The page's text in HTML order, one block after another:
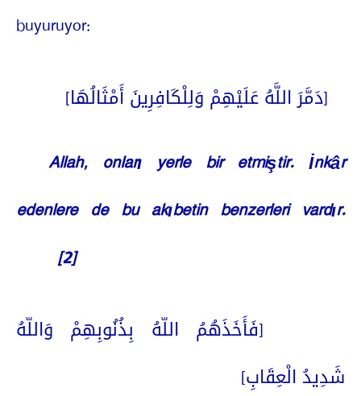
buyuruyor:
[دَمَّرَ اللَّهُ عَلَيْهِمْ وَلِلْكَافِرِينَ أَمْثَالُهَا]
Allah, onları yerle bir etmiştir. İnkâr
edenlere de bu akıbetin benzerleri vardır.
[2]
[فَأَخَذَهُمُ اللّهُ بِذُنُوبِهِمْ وَاللّهُ
شَدِيدُ الْعِقَابِ]